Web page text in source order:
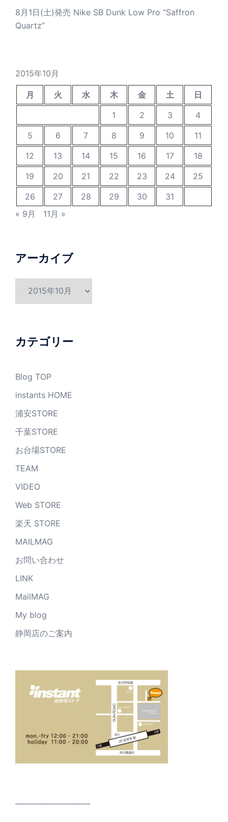
8月1日(土)発売 Nike SB Dunk Low Pro “Saffron
Quartz”
2015年10月
月 火 水 木 金 土
日
1
2 3
4
5
6 7 8 9 10
11
12
13 14 15 16 17
18
19
20 21 22 23 24
25
26
27 28 29 30
31
« 9月
11月 »
アーカイブ
ブ
カテゴリー
Blog TOP
instants HOME
浦安STORE
千葉STORE
お台場STORE
TEAM
VIDEO
Web STORE
楽天 STORE
MAILMAG
お問い合わせ
LINK
MailMAG
My blog
静岡店のご案内